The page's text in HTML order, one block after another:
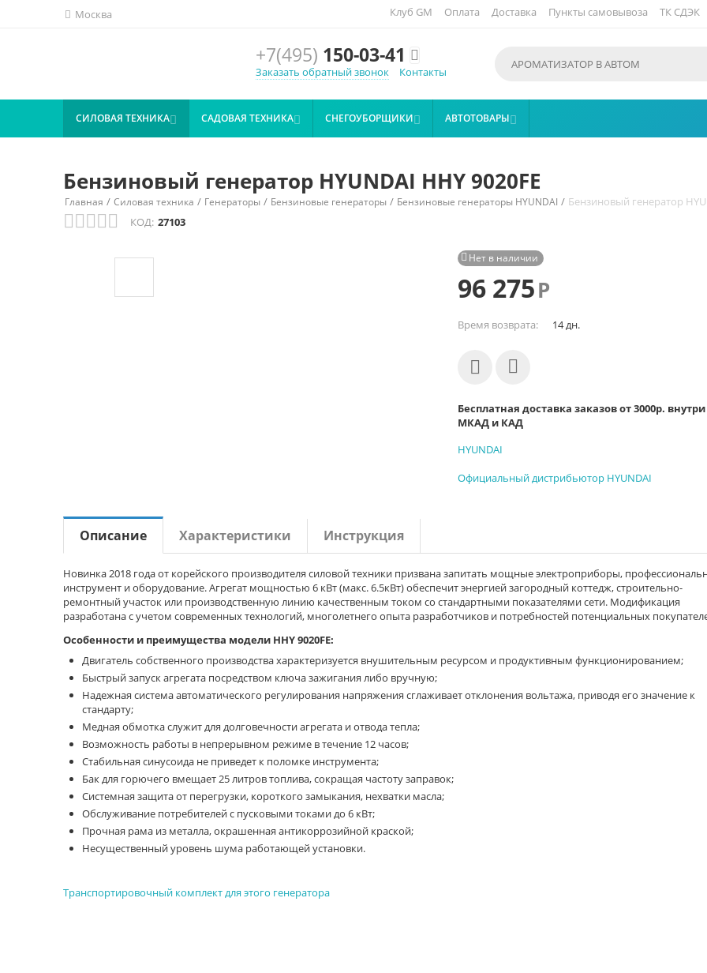
Москва Клуб GM Оплата Доставка Пункты самовывоза ТК СДЭК
+7(495) 150-03-41 
Заказать обратный звонок Контакты
СИЛОВАЯ ТЕХНИКА САДОВАЯ ТЕХНИКА СНЕГОУБОРЩИКИ АВТОТОВАРЫ
Бензиновый генератор HYUNDAI HHY 9020FE
Главная / Силовая техника / Генераторы / Бензиновые генераторы / Бензиновые генераторы HYUNDAI / Бензиновый генератор
КОД: 27103
Нет в наличии

96 275Р
Время возврата: 14 дн.
Бесплатная доставка заказов от 3000р. внутри
МКАД и КАД
HYUNDAI
Официальный дистрибьютор HYUNDAI
Описание Характеристики Инструкция
Новинка 2018 года от корейского производителя силовой техники призвана запитать мощные электроприборы,
инструмент и оборудование. Агрегат мощностью 6 кВт (макс. 6.5кВт) обеспечит энергией загородный коттедж, строительно-
ремонтный участок или производственную линию качественным током со стандартными показателями сети. Модификация
разработана с учетом современных технологий, многолетнего опыта разработчиков и потребностей потенциальных
Особенности и преимущества модели HHY 9020FE:
Двигатель собственного производства характеризуется внушительным ресурсом и продуктивным функционированием;
Быстрый запуск агрегата посредством ключа зажигания либо вручную;
Надежная система автоматического регулирования напряжения сглаживает отклонения вольтажа, приводя его значение к
стандарту;
Медная обмотка служит для долговечности агрегата и отвода тепла;
Возможность работы в непрерывном режиме в течение 12 часов;
Стабильная синусоида не приведет к поломке инструмента;
Бак для горючего вмещает 25 литров топлива, сокращая частоту заправок;
Системная защита от перегрузки, короткого замыкания, нехватки масла;
Обслуживание потребителей с пусковыми токами до 6 кВт;
Прочная рама из металла, окрашенная антикоррозийной краской;
Несущественный уровень шума работающей установки.
Транспортировочный комплект для этого генератора